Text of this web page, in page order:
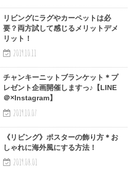
リビングにラグやカーペットは必
要？両方試して感じるメリットデメ
リット！
2019.10.11
チャンキーニットブランケット＊プ
レゼント企画開催しますっ♪【LINE
＠×Instagram】
2019.10.07
《リビング》ポスターの飾り方＊お
しゃれに海外風にする方法！
2019.08.01